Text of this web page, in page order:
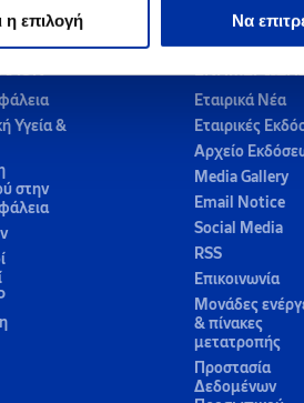
η επιλογή Να
Υγεία &
στην
ΚΕΝΤΡΟ
Εταιρικά Νέα
Εταιρικές
Αρχείο
Media Gallery
Email Notice
Social Media
RSS
Επικοινωνία
Μονάδες
& πίνακες
μετατροπής
Προστασία
Δεδομένων